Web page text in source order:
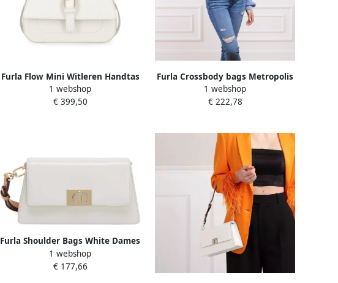
Furla Flow Mini Witleren Handtas
White Dames
1 webshop
€ 399,50
Furla Crossbody bags Metropolis
S Shoulder Bag Remix in crème
1 webshop
€ 222,78
Furla Shoulder Bags White Dames
1 webshop
€ 177,66